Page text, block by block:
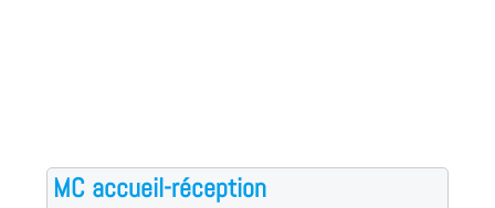
MC accueil-réception